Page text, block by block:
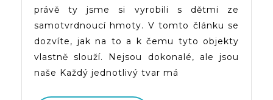
právě ty jsme si vyrobili s dětmi ze
samotvrdnoucí hmoty. V tomto článku se
dozvíte, jak na to a k čemu tyto objekty
vlastně slouží. Nejsou dokonalé, ale jsou
naše Každý jednotlivý tvar má